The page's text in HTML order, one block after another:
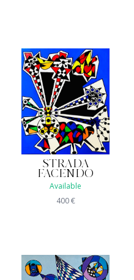
STRADA
FACENDO
Available
400€